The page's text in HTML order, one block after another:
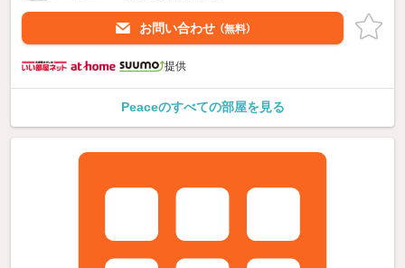
お問い合わせ （無料）
提供
Peaceのすべての部屋を見る